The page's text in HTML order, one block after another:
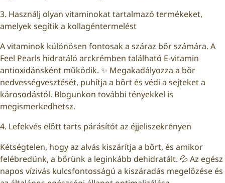
3. Használj olyan vitaminokat tartalmazó termékeket,
amelyek segítik a kollagéntermelést
A vitaminok különösen fontosak a száraz bőr számára. A
Feel Pearls hidratáló arckrémben található E-vitamin
antioxidánsként működik. ✨ Megakadályozza a bőr
nedvességvesztését, puhítja a bőrt és védi a sejteket a
károsodástól. Blogunkon további tényekkel is
megismerkedhetsz.
4. Lefekvés előtt tarts párásítót az éjjeliszekrényen
Kétségtelen, hogy az alvás kiszárítja a bőrt, és amikor
felébredünk, a bőrünk a leginkább dehidratált. 💦 Az egész
napos vízivás kulcsfontosságú a kiszáradás megelőzése és